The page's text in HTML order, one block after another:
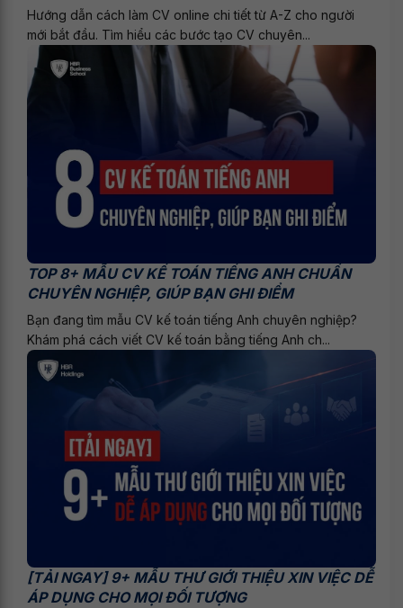
Hướng dẫn cách làm CV online chi tiết từ A-Z cho người
mới bắt đầu. Tìm hiểu các bước tạo CV chuyên...
TOP 8+ MẪU CV KẾ TOÁN TIẾNG ANH CHUẨN
CHUYÊN NGHIỆP, GIÚP BẠN GHI ĐIỂM
Bạn đang tìm mẫu CV kế toán tiếng Anh chuyên nghiệp?
Khám phá cách viết CV kế toán bằng tiếng Anh ch...
[TẢI NGAY] 9+ MẪU THƯ GIỚI THIỆU XIN VIỆC DỄ
ÁP DỤNG CHO MỌI ĐỐI TƯỢNG